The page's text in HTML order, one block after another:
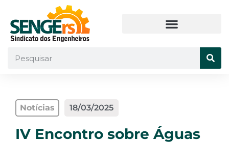
Notícias 18/03/2025
IV Encontro sobre Águas